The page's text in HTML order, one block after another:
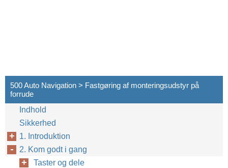
500 Auto Navigation > Fastgøring af monteringsudstyr på
forrude
Indhold
Sikkerhed
1. Introduktion
2. Kom godt i gang
Taster og dele